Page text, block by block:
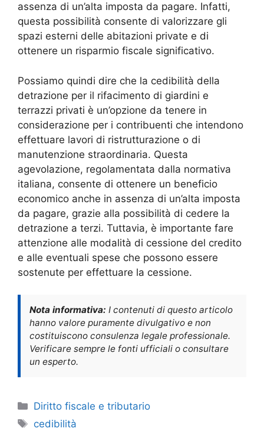
assenza di un’alta imposta da pagare. Infatti,
questa possibilità consente di valorizzare gli
spazi esterni delle abitazioni private e di
ottenere un risparmio fiscale significativo.
Possiamo quindi dire che la cedibilità della
detrazione per il rifacimento di giardini e
terrazzi privati è un’opzione da tenere in
considerazione per i contribuenti che intendono
effettuare lavori di ristrutturazione o di
manutenzione straordinaria. Questa
agevolazione, regolamentata dalla normativa
italiana, consente di ottenere un beneficio
economico anche in assenza di un’alta imposta
da pagare, grazie alla possibilità di cedere la
detrazione a terzi. Tuttavia, è importante fare
attenzione alle modalità di cessione del credito
e alle eventuali spese che possono essere
sostenute per effettuare la cessione.
Nota informativa: I contenuti di questo articolo
hanno valore puramente divulgativo e non
costituiscono consulenza legale professionale.
Verificare sempre le fonti ufficiali o consultare
un esperto.
Categorie
Diritto fiscale e tributario
Tag
cedibilità